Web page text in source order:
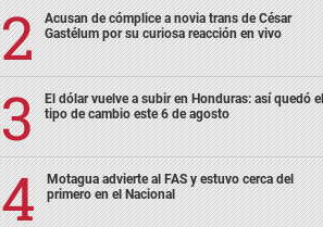
Acusan de cómplice a novia trans de César
Gastélum por su curiosa reacción en vivo
El dólar vuelve a subir en Honduras: así quedó el
tipo de cambio este 6 de agosto
Motagua advierte al FAS y estuvo cerca del
primero en el Nacional